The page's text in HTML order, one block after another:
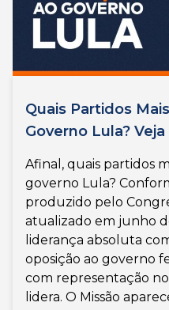
Quais Partidos
Governo Lula?
Afinal, quais partidos
governo Lula?
produzido pelo
atualizado em junho
liderança absoluta
oposição ao governo
com representação
lidera. O Missão